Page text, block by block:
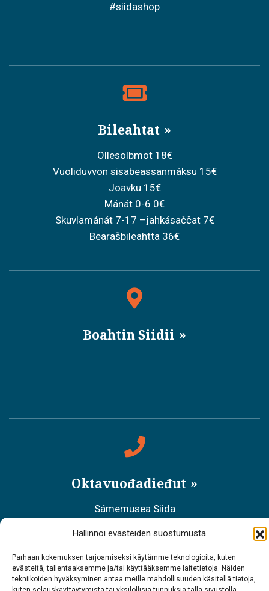
Hallinnoi evästeiden suostumusta
Parhaan kokemuksen tarjoamiseksi käytämme teknologioita, kuten
evästeitä, tallentaaksemme ja/tai käyttääksemme laitetietoja. Näiden
tekniikoiden hyväksyminen antaa meille mahdollisuuden käsitellä tietoja,
#siidashop
Bileahtat
Ollesolbmot 18€
Vuoliduvvon sisabeassanmáksu 15€
Joavku 15€
Mánát 0-6 0€
Skuvlamánát 7-17 –jahkásaččat 7€
Bearašbileahtta 36€
Boahtin Siidii
Oktavuođadieđut
Sámemusea Siida
Tel. 0400 898 212
Meahciráđđehusa áššehasbálvalanbáiki
Tel. 0206 39 7740